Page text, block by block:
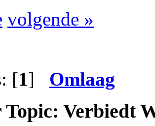
volgende »
[1] Omlaag
Topic: Verbiedt